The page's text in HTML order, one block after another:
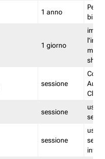
1 anno
1 giorno
shp
sessione
sessione
sessione